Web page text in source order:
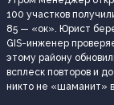
100 участков
85 — «ок». Юрист
GIS-инженер
этому району
всплеск повторов и
никто не «шаманит»